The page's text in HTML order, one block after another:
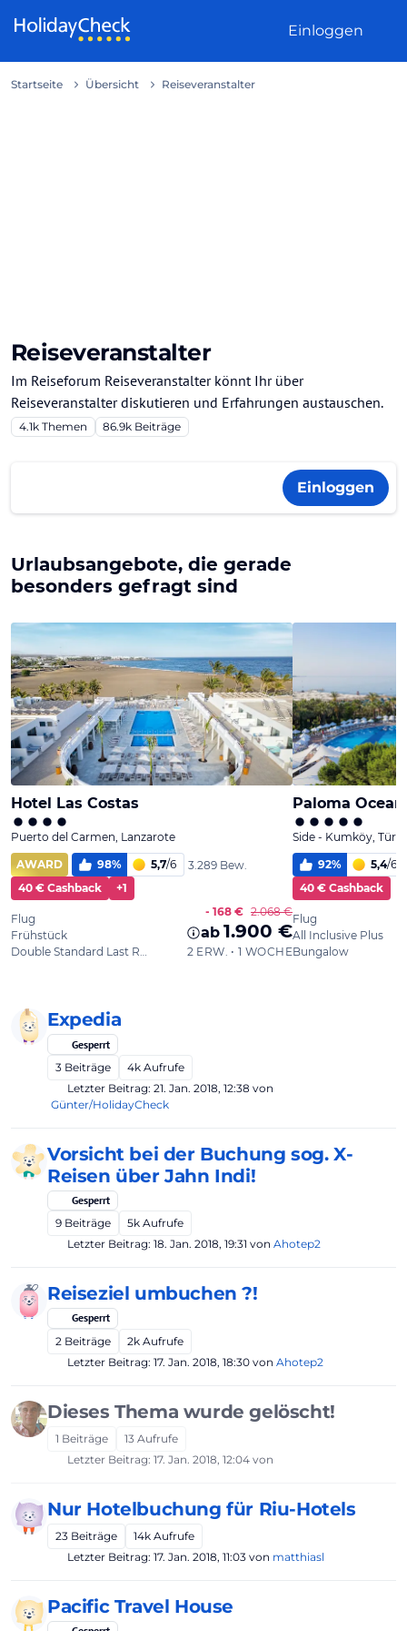
Einloggen
Startseite Übersicht Reiseveranstalter
Reiseveranstalter
Im Reiseforum Reiseveranstalter könnt Ihr über
Reiseveranstalter diskutieren und Erfahrungen austauschen.
4.1k Themen 86.9k Beiträge
Einloggen
Expedia
Gesperrt
3 Beiträge 4k Aufrufe
Letzter Beitrag: 21. Jan. 2018, 12:38 von
Günter/HolidayCheck
Vorsicht bei der Buchung sog. X-
Reisen über Jahn Indi!
Gesperrt
9 Beiträge 5k Aufrufe
Letzter Beitrag: 18. Jan. 2018, 19:31 von Ahotep2
Reiseziel umbuchen ?!
Gesperrt
2 Beiträge 2k Aufrufe
Letzter Beitrag: 17. Jan. 2018, 18:30 von Ahotep2
Dieses Thema wurde gelöscht!
1 Beiträge 13 Aufrufe
Letzter Beitrag: 17. Jan. 2018, 12:04 von
Nur Hotelbuchung für Riu-Hotels
23 Beiträge 14k Aufrufe
Letzter Beitrag: 17. Jan. 2018, 11:03 von matthiasl
Pacific Travel House